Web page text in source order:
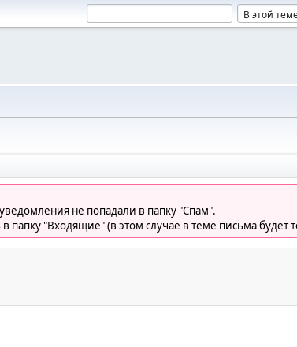
не попадали в папку "Спам".
"Входящие" (в этом случае в теме письма будет